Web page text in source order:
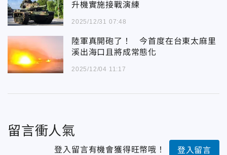
升機實施接戰演練
2025/12/31 07:48
陸軍真開砲了！ 今首度在台東太麻里
溪出海口且將成常態化
2025/12/04 11:17
留言衝人氣
登入留言有機會獲得旺幣哦！ 登入留言